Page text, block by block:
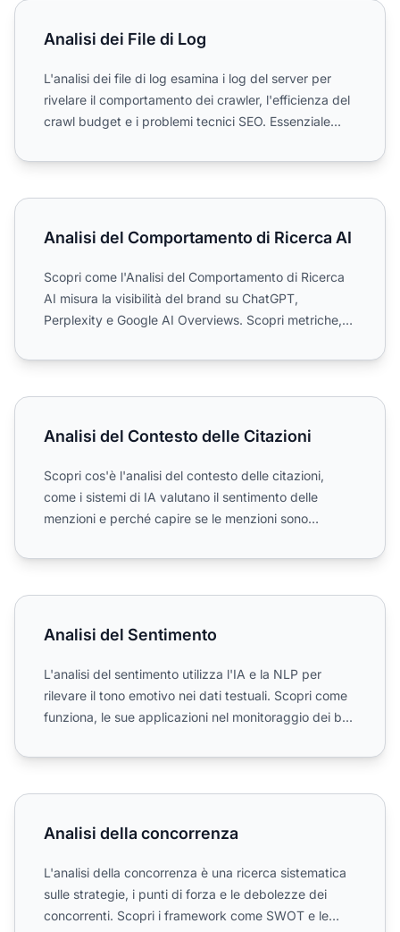
Analisi dei File di Log
Analisi dei File di Log
L'analisi dei file di log esamina i log del server per
rivelare il comportamento dei crawler, l'efficienza del
crawl budget e i problemi tecnici SEO. Essenziale...
Analisi del Comportamento di Ricerca AI
Analisi del Comportamento di Ricerca AI
Scopri come l'Analisi del Comportamento di Ricerca
AI misura la visibilità del brand su ChatGPT,
Perplexity e Google AI Overviews. Scopri metriche,
Analisi del Contesto delle Citazioni
Analisi del Contesto delle Citazioni
Scopri cos'è l'analisi del contesto delle citazioni,
come i sistemi di IA valutano il sentimento delle
menzioni e perché capire se le menzioni sono
Analisi del Sentimento
Analisi del Sentimento
L'analisi del sentimento utilizza l'IA e la NLP per
rilevare il tono emotivo nei dati testuali. Scopri come
funziona, le sue applicazioni nel monitoraggio dei b...
Analisi della concorrenza
Analisi della concorrenza
L'analisi della concorrenza è una ricerca sistematica
sulle strategie, i punti di forza e le debolezze dei
concorrenti. Scopri i framework come SWOT e le